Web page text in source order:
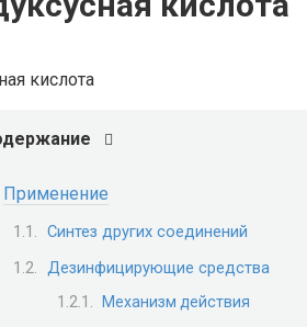
Применение
Синтез других соединений
Дезинфицирующие средства
Механизм действия